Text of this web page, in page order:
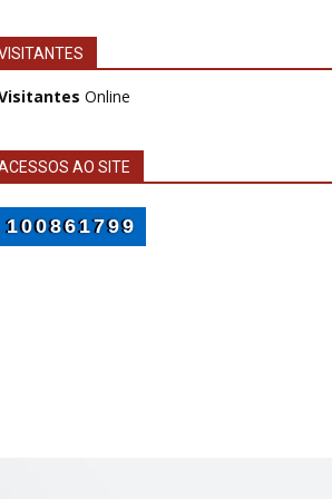
Online
AO SITE